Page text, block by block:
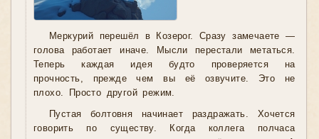
Меркурий перешёл в Козерог. Сразу замечаете —
голова работает иначе. Мысли перестали метаться.
Теперь каждая идея будто проверяется на
прочность, прежде чем вы её озвучите. Это не
плохо. Просто другой режим.
Пустая болтовня начинает раздражать. Хочется
говорить по существу. Когда коллега полчаса